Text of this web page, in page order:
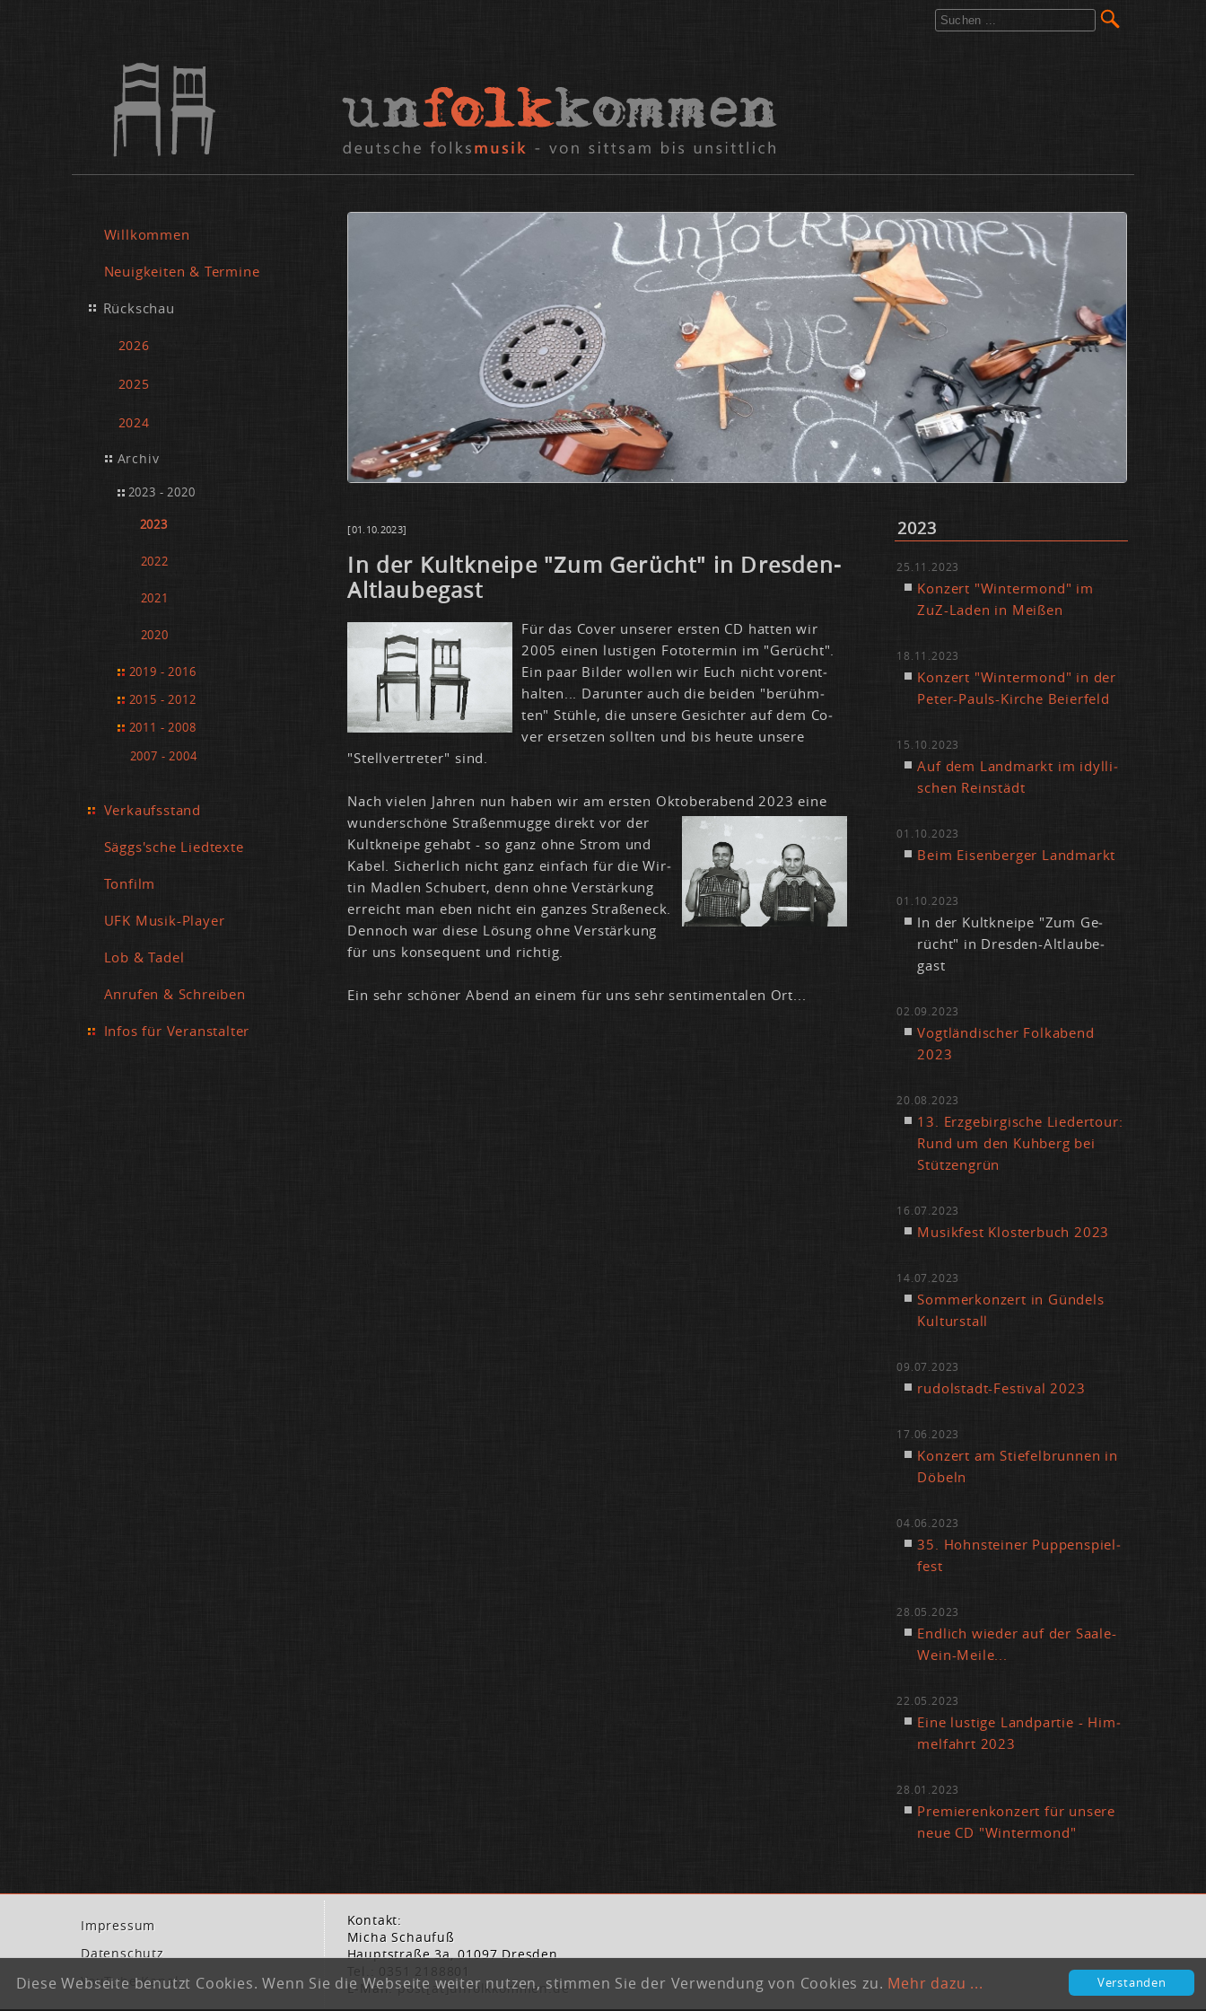
Willkommen
Neuigkeiten & Termine
Rückschau
2026
2025
2024
Archiv
2023 - 2020
2023
2022
2021
2020
2019 - 2016
2015 - 2012
2011 - 2008
2007 - 2004
Verkaufsstand
Säggs'sche Liedtexte
Tonfilm
UFK Musik-Player
Lob & Tadel
Anrufen & Schreiben
Infos für Veranstalter
[01.10.2023]
In der Kult­knei­pe "Zum Ge­rücht" in Dres­den-
Alt­lau­be­gast
Für das Co­ver un­se­rer ers­ten CD hat­ten wir
2005 ei­nen lus­ti­gen Fo­to­ter­min im "Ge­rücht".
Ein paar Bil­der wol­len wir Euch nicht vor­ent­
hal­ten... Dar­un­ter auch die bei­den "be­rühm­
ten" Stüh­le, die un­se­re Ge­sich­ter auf dem Co­
ver er­set­zen soll­ten und bis heu­te un­se­re
"Stell­ver­tre­ter" sind.
Nach vie­len Jah­ren nun ha­ben wir am ers­ten Ok­to­ber­abend2023 ei­ne
wun­der­schö­ne Stra­ßen­mug­ge di­rekt vor der
Kult­knei­pe ge­habt - so ganz oh­ne Strom und
Ka­bel. Si­cher­lich nicht ganz ein­fach für die Wir­
tin Mad­len Schu­bert, denn oh­ne Ver­stär­kung
er­reicht man eben nicht ein gan­zes Stra­ßen­eck.
Den­noch war die­se Lö­sung oh­ne Ver­stär­kung
für uns kon­se­quent und rich­tig.
Ein sehr schö­ner Abend an ei­nem für uns sehr sen­ti­men­ta­len Ort...
2023
25.11.2023
Kon­zert "Win­ter­mond" im
ZuZ-La­den in Mei­ßen
18.11.2023
Kon­zert "Win­ter­mond" in der
Pe­ter-Pauls-Kir­che Bei­er­feld
15.10.2023
Auf dem Land­markt im idyl­li­
schen Rein­städt
01.10.2023
Beim Ei­sen­ber­ger Land­markt
01.10.2023
In der Kult­knei­pe "Zum Ge­
rücht" in Dres­den-Alt­lau­be­
gast
02.09.2023
Vogt­län­di­scher Folk­abend
2023
20.08.2023
13. Erz­ge­bir­gi­sche Lie­der­tour:
Rund um den Kuh­berg bei
Stüt­zen­grün
16.07.2023
Mu­sik­fest Klos­ter­buch 2023
14.07.2023
Som­mer­kon­zert in Gün­dels
Kul­tur­stall
09.07.2023
ru­dol­stadt-Fes­ti­val 2023
17.06.2023
Kon­zert am Stie­fel­brun­nen in
Dö­beln
04.06.2023
35. Hohn­stei­ner Pup­pen­spiel­
fest
28.05.2023
End­lich wie­der auf der Saa­le-
Wein-Mei­le...
22.05.2023
Ei­ne lus­ti­ge Land­par­tie - Him­
mel­fahrt 2023
28.01.2023
Pre­mie­ren­kon­zert für un­se­re
neue CD "Win­ter­mond"
Im­pres­sum
Da­ten­schutz
You­Tube Ka­nal
Kontakt:
Micha Schaufuß
Hauptstraße 3a, 01097 Dresden
Tel.: 0351 2188801
E-Mail:post[at]unfolkkommen.de Verstanden
Diese Webseite benutzt Cookies. Wenn Sie die Webseite weiter nutzen, stimmen Sie der Verwendung von Cookies zu. Mehr dazu ...